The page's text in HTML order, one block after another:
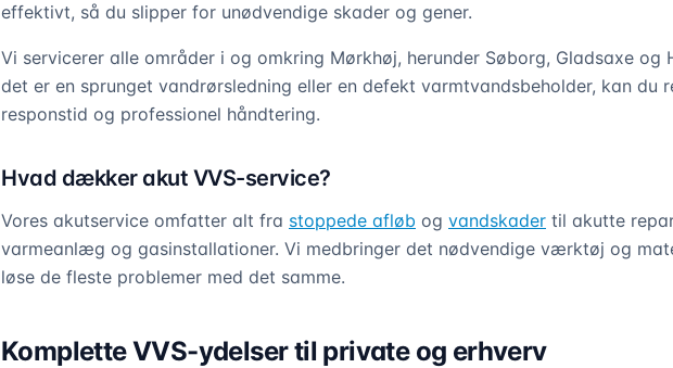
effektivt, så du slipper for unødvendige skader og gener.
Vi servicerer alle områder i og omkring Mørkhøj, herunder Søborg, Gladsaxe og
det er en sprunget vandrørsledning eller en defekt varmtvandsbeholder, kan du
responstid og professionel håndtering.
Hvad dækker akut VVS-service?
Vores akutservice omfatter alt fra stoppede afløb og vandskader til akutte
varmeanlæg og gasinstallationer. Vi medbringer det nødvendige værktøj og
løse de fleste problemer med det samme.
Komplette VVS-ydelser til private og erhverv